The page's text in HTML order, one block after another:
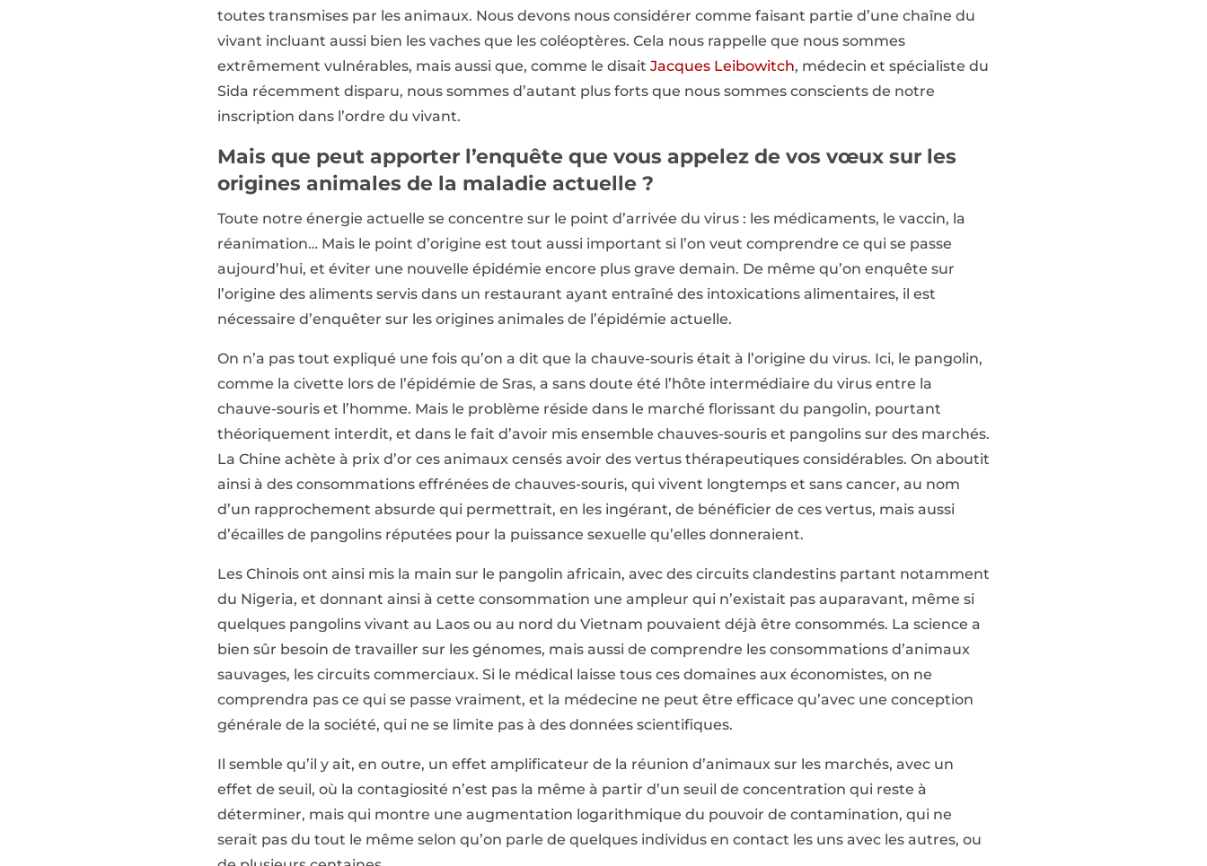
toutes transmises par les animaux. Nous devons nous considérer comme faisant partie d’une chaîne du
vivant incluant aussi bien les vaches que les coléoptères. Cela nous rappelle que nous sommes
extrêmement vulnérables, mais aussi que, comme le disait Jacques Leibowitch, médecin et spécialiste du
Sida récemment disparu, nous sommes d’autant plus forts que nous sommes conscients de notre
inscription dans l’ordre du vivant.
Mais que peut apporter l’enquête que vous appelez de vos vœux sur les
origines animales de la maladie actuelle ?
Toute notre énergie actuelle se concentre sur le point d’arrivée du virus : les médicaments, le vaccin, la
réanimation… Mais le point d’origine est tout aussi important si l’on veut comprendre ce qui se passe
aujourd’hui, et éviter une nouvelle épidémie encore plus grave demain. De même qu’on enquête sur
l’origine des aliments servis dans un restaurant ayant entraîné des intoxications alimentaires, il est
nécessaire d’enquêter sur les origines animales de l’épidémie actuelle.
On n’a pas tout expliqué une fois qu’on a dit que la chauve-souris était à l’origine du virus. Ici, le pangolin,
comme la civette lors de l’épidémie de Sras, a sans doute été l’hôte intermédiaire du virus entre la
chauve-souris et l’homme. Mais le problème réside dans le marché florissant du pangolin, pourtant
théoriquement interdit, et dans le fait d’avoir mis ensemble chauves-souris et pangolins sur des marchés.
La Chine achète à prix d’or ces animaux censés avoir des vertus thérapeutiques considérables. On aboutit
ainsi à des consommations effrénées de chauves-souris, qui vivent longtemps et sans cancer, au nom
d’un rapprochement absurde qui permettrait, en les ingérant, de bénéficier de ces vertus, mais aussi
d’écailles de pangolins réputées pour la puissance sexuelle qu’elles donneraient.
Les Chinois ont ainsi mis la main sur le pangolin africain, avec des circuits clandestins partant notamment
du Nigeria, et donnant ainsi à cette consommation une ampleur qui n’existait pas auparavant, même si
quelques pangolins vivant au Laos ou au nord du Vietnam pouvaient déjà être consommés. La science a
bien sûr besoin de travailler sur les génomes, mais aussi de comprendre les consommations d’animaux
sauvages, les circuits commerciaux. Si le médical laisse tous ces domaines aux économistes, on ne
comprendra pas ce qui se passe vraiment, et la médecine ne peut être efficace qu’avec une conception
générale de la société, qui ne se limite pas à des données scientifiques.
Il semble qu’il y ait, en outre, un effet amplificateur de la réunion d’animaux sur les marchés, avec un
effet de seuil, où la contagiosité n’est pas la même à partir d’un seuil de concentration qui reste à
déterminer, mais qui montre une augmentation logarithmique du pouvoir de contamination, qui ne
serait pas du tout le même selon qu’on parle de quelques individus en contact les uns avec les autres, ou